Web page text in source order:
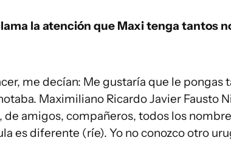
la atención que Maxi tenga tantos
me decían: Me gustaría que le pongas
Maximiliano Ricardo Javier Fausto
amigos, compañeros, todos los
es diferente (ríe). Yo no conozco otro